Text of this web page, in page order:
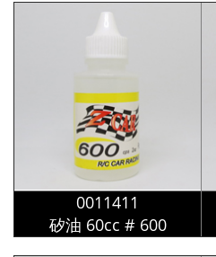
0011411
矽油 60cc # 600